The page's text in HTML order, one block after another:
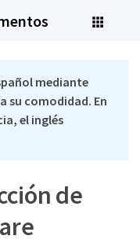
mediante
comodidad. En
el inglés
de